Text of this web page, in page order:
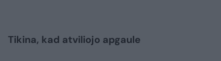
Tikina, kad atviliojo apgaule